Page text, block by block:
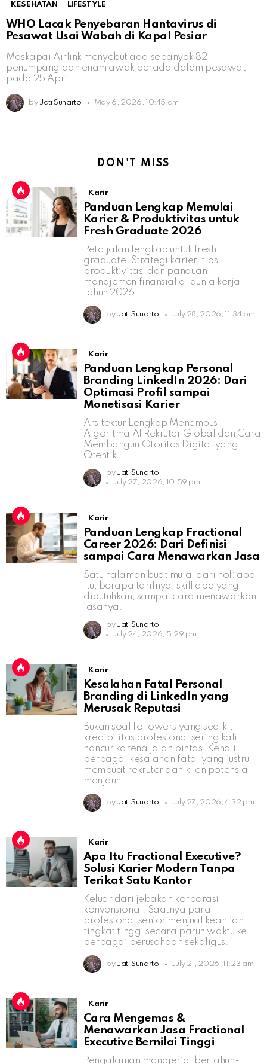
KESEHATAN LIFESTYLE
WHO Lacak Penyebaran Hantavirus di
Pesawat Usai Wabah di Kapal Pesiar
Maskapai Airlink menyebut ada sebanyak 82
penumpang dan enam awak berada dalam pesawat
pada 25 April
by Jati Sunarto May 6, 2026, 10:45 am
DON'T MISS
Karir
Panduan Lengkap Memulai
Karier & Produktivitas untuk
Fresh Graduate 2026
Peta jalan lengkap untuk fresh
graduate: Strategi karier, tips
produktivitas, dan panduan
manajemen finansial di dunia kerja
tahun 2026.
by Jati Sunarto July 28, 2026, 11:34 pm
Karir
Panduan Lengkap Personal
Branding LinkedIn 2026: Dari
Optimasi Profil sampai
Monetisasi Karier
Arsitektur Lengkap Menembus
Algoritma AI Rekruter Global dan Cara
Membangun Otoritas Digital yang
Otentik
by Jati Sunarto
July 27, 2026, 10:59 pm
Karir
Panduan Lengkap Fractional
Career 2026: Dari Definisi
sampai Cara Menawarkan Jasa
Satu halaman buat mulai dari nol: apa
itu, berapa tarifnya, skill apa yang
dibutuhkan, sampai cara menawarkan
jasanya.
by Jati Sunarto
July 24, 2026, 5:29 pm
Karir
Kesalahan Fatal Personal
Branding di LinkedIn yang
Merusak Reputasi
Bukan soal followers yang sedikit,
kredibilitas profesional sering kali
hancur karena jalan pintas. Kenali
berbagai kesalahan fatal yang justru
membuat rekruter dan klien potensial
menjauh.
by Jati Sunarto July 27, 2026, 4:32 pm
Karir
Apa Itu Fractional Executive?
Solusi Karier Modern Tanpa
Terikat Satu Kantor
Keluar dari jebakan korporasi
konvensional. Saatnya para
profesional senior menjual keahlian
tingkat tinggi secara paruh waktu ke
berbagai perusahaan sekaligus.
by Jati Sunarto July 21, 2026, 11:23 am
Karir
Cara Mengemas &
Menawarkan Jasa Fractional
Executive Bernilai Tinggi
Pengalaman manajerial bertahun-